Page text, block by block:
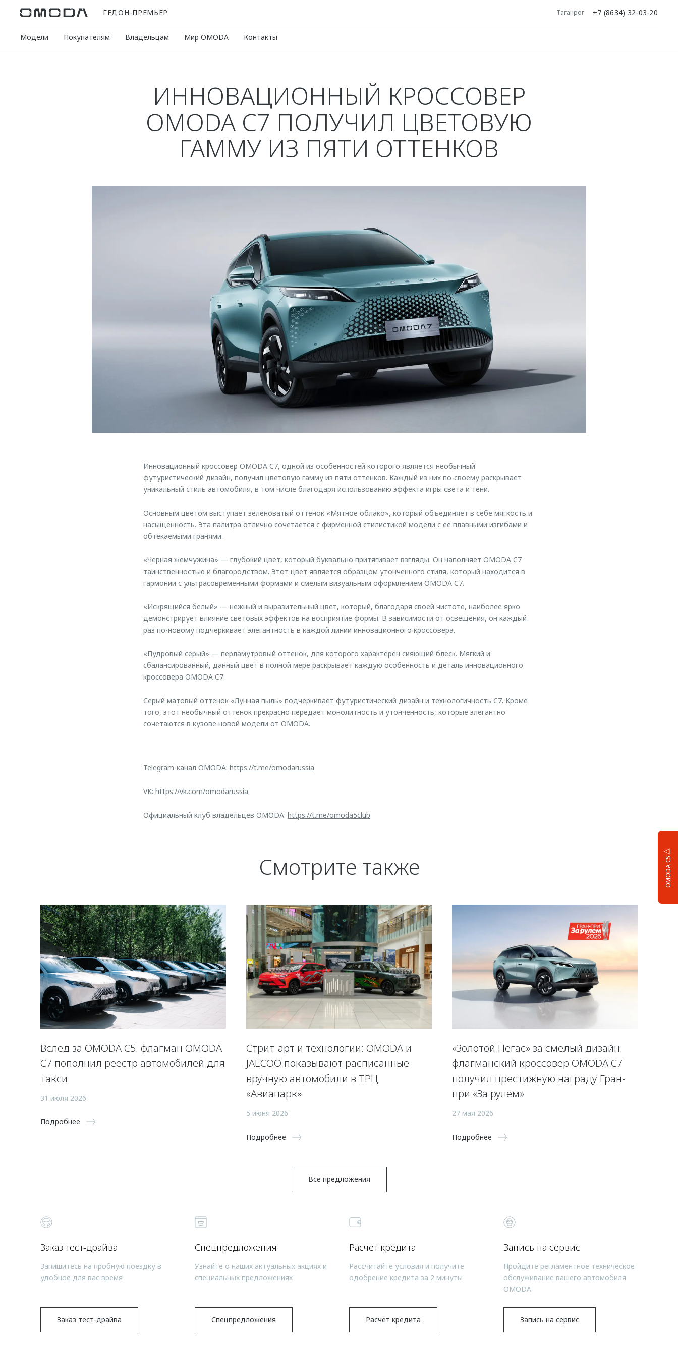
ГЕДОН-ПРЕМЬЕР Таганрог +7 (8634) 32-03-20
Модели Покупателям Владельцам Мир OMODA Контакты
OMODA C5
ИННОВАЦИОННЫЙ КРОССОВЕР
OMODA C7 ПОЛУЧИЛ ЦВЕТОВУЮ
ГАММУ ИЗ ПЯТИ ОТТЕНКОВ
Инновационный кроссовер OMODA C7, одной из особенностей которого является необычный
футуристический дизайн, получил цветовую гамму из пяти оттенков. Каждый из них по-своему раскрывает
уникальный стиль автомобиля, в том числе благодаря использованию эффекта игры света и тени.
Основным цветом выступает зеленоватый оттенок «Мятное облако», который объединяет в себе мягкость и
насыщенность. Эта палитра отлично сочетается с фирменной стилистикой модели с ее плавными изгибами и
обтекаемыми гранями.
«Черная жемчужина» — глубокий цвет, который буквально притягивает взгляды. Он наполняет OMODA C7
таинственностью и благородством. Этот цвет является образцом утонченного стиля, который находится в
гармонии с ультрасовременными формами и смелым визуальным оформлением OMODA C7.
«Искрящийся белый» — нежный и выразительный цвет, который, благодаря своей чистоте, наиболее ярко
демонстрирует влияние световых эффектов на восприятие формы. В зависимости от освещения, он каждый
раз по-новому подчеркивает элегантность в каждой линии инновационного кроссовера.
«Пудровый серый» — перламутровый оттенок, для которого характерен сияющий блеск. Мягкий и
сбалансированный, данный цвет в полной мере раскрывает каждую особенность и деталь инновационного
кроссовера OMODA C7.
Серый матовый оттенок «Лунная пыль» подчеркивает футуристический дизайн и технологичность C7. Кроме
того, этот необычный оттенок прекрасно передает монолитность и утонченность, которые элегантно
сочетаются в кузове новой модели от OMODA.
Telegram-канал OMODA: https://t.me/omodarussia
VK: https://vk.com/omodarussia
Официальный клуб владельцев OMODA: https://t.me/omoda5club
Смотрите также
Вслед за OMODA C5: флагман OMODA
C7 пополнил реестр автомобилей для
такси
31 июля 2026
Подробнее
Стрит-арт и технологии: OMODA и
JAECOO показывают расписанные
вручную автомобили в ТРЦ
«Авиапарк»
5 июня 2026
Подробнее
«Золотой Пегас» за смелый дизайн:
флагманский кроссовер OMODA C7
получил престижную награду Гран-
при «За рулем»
27 мая 2026
Подробнее
Все предложения
Заказ тест-драйва
Запишитесь на пробную поездку в
удобное для вас время
Заказ тест-драйва
Спецпредложения
Узнайте о наших актуальных акциях и
специальных предложениях
Спецпредложения
Расчет кредита
Рассчитайте условия и получите
одобрение кредита за 2 минуты
Расчет кредита
Запись на сервис
Пройдите регламентное техническое
обслуживание вашего автомобиля
OMODA
Запись на сервис